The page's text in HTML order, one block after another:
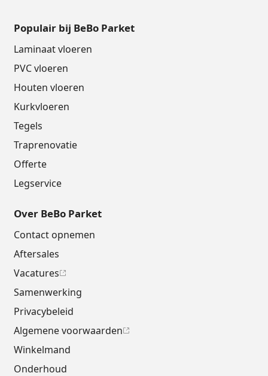
Populair bij BeBo Parket
Laminaat vloeren
PVC vloeren
Houten vloeren
Kurkvloeren
Tegels
Traprenovatie
Offerte
Legservice
Over BeBo Parket
Contact opnemen
Aftersales
Vacatures
Samenwerking
Privacybeleid
Algemene voorwaarden
Winkelmand
Onderhoud